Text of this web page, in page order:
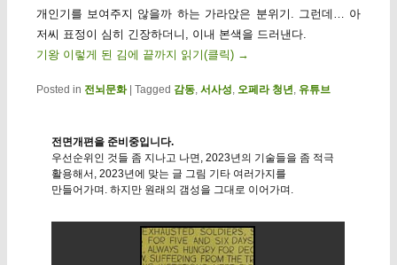
개인기를 보여주지 않을까 하는 가라앉은 분위기. 그런데… 아
저씨 표정이 심히 긴장하더니, 이내 본색을 드러낸다.
기왕 이렇게 된 김에 끝까지 읽기(클릭) →
Posted in 전뇌문화 Tagged 감동, 서사성, 오페라 청년, 유튜브
전면개편을 준비중입니다.
우선순위인 것들 좀 지나고 나면, 2023년의 기술들을 좀 적극
활용해서, 2023년에 맞는 글 그림 기타 여러가지를
만들어가며. 하지만 원래의 갬성을 그대로 이어가며.